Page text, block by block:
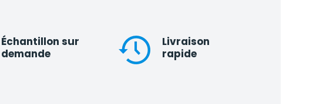
Échantillon sur
demande
Livraison
rapide